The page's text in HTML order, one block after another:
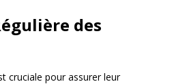
des
cruciale pour assurer leur